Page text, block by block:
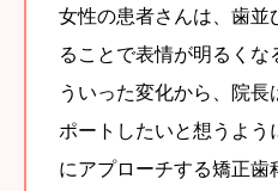
女性の患者さんは、歯並
ることで表情が明るく
ういった変化から、院
ポートしたいと想うよう
にアプローチする矯正歯